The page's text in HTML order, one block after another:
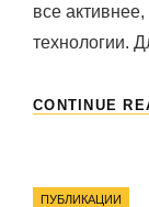
все
технологии.
CONTINUE
Categories
ПУБЛИКАЦИИ